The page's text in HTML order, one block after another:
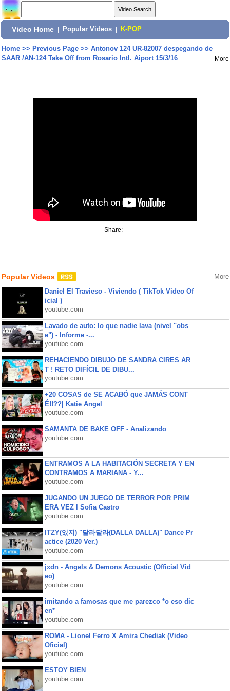
Video Home Popular Videos K-POP
Home>> Previous Page>> Antonov 124 UR-82007 despegando de
SAAR /AN-124 Take Off from Rosario Intl. Aiport 15/3/16
More
Share:
Popular Videos More
Daniel El Travieso - Viviendo ( TikTok Video Of
icial )
youtube.com
Lavado de auto: lo que nadie lava (nivel "obs
e") - Informe -...
youtube.com
REHACIENDO DIBUJO DE SANDRA CIRES AR
T ! RETO DIFÍCIL DE DIBU...
youtube.com
+20 COSAS de SE ACABÓ que JAMÁS CONT
É!!??| Katie Angel
youtube.com
SAMANTA DE BAKE OFF - Analizando
youtube.com
ENTRAMOS A LA HABITACIÓN SECRETA Y EN
CONTRAMOS A MARIANA - Y...
youtube.com
JUGANDO UN JUEGO DE TERROR POR PRIM
ERA VEZ l Sofia Castro
youtube.com
ITZY(있지) "달라달라(DALLA DALLA)" Dance Pr
actice (2020 Ver.)
youtube.com
jxdn - Angels & Demons Acoustic (Official Vid
eo)
youtube.com
imitando a famosas que me parezco *o eso dic
en*
youtube.com
ROMA - Lionel Ferro X Amira Chediak (Video
Oficial)
youtube.com
ESTOY BIEN
youtube.com